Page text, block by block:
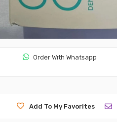
Order Wıth Whatsapp
Add To My Favorites